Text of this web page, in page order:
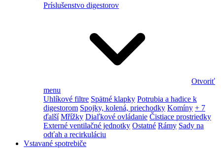
Príslušenstvo digestorov
Otvoriť
menu
Uhlíkové filtre Spätné klapky Potrubia a hadice k
digestorom Spojky, kolená, priechodky Komíny + 7
ďalší Mřížky Diaľkové ovládanie Čistiace prostriedky
Externé ventilačné jednotky Ostatné Rámy Sady na
odťah a recirkuláciu
Vstavané spotrebiče